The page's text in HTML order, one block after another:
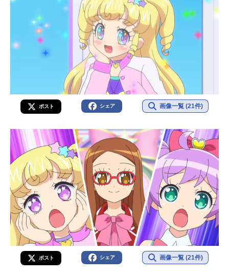
ポスト シェア 画像一覧 (21件)
ポスト シェア 画像一覧 (21件)